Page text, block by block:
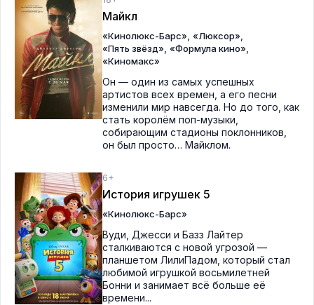
Майкл
«Кинолюкс-Барс» «Люксор»
«Пять звёзд» «Формула кино»
«Киномакс»
Он — один из самых успешных
артистов всех времен, а его песни
изменили мир навсегда. Но до того, как
стать королём поп-музыки,
собирающим стадионы поклонников,
он был просто… Майклом.
6+
История игрушек 5
«Кинолюкс-Барс»
Вуди, Джесси и Базз Лайтер
сталкиваются с новой угрозой —
планшетом ЛилиПадом, который стал
любимой игрушкой восьмилетней
Бонни и занимает всё больше её
времени...